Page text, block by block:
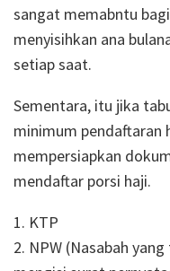
sangat memabntu
menyisihkan ana
setiap saat.
Sementara, itu jika
minimum pendaftaran
mempersiapkan
mendaftar porsi haji.
1. KTP
2. NPW (Nasabah